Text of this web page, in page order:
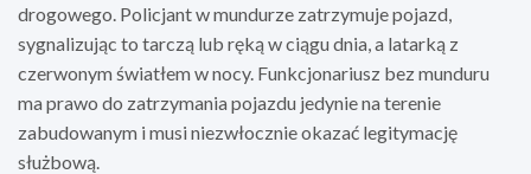
drogowego. Policjant w mundurze zatrzymuje pojazd,
sygnalizując to tarczą lub ręką w ciągu dnia, a latarką z
czerwonym światłem w nocy. Funkcjonariusz bez munduru
ma prawo do zatrzymania pojazdu jedynie na terenie
zabudowanym i musi niezwłocznie okazać legitymację
służbową.